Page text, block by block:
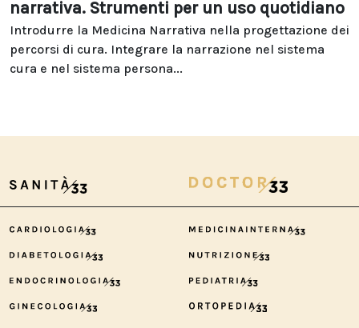
narrativa. Strumenti per un uso quotidiano
Introdurre la Medicina Narrativa nella progettazione dei
percorsi di cura. Integrare la narrazione nel sistema
cura e nel sistema persona...